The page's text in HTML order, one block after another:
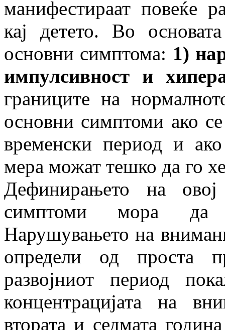
манифестираат повеќе
кај детето. Во
основни симптома: 1)
импулсивност и
границите на
основни симптоми ако
временски период и
мера можат тешко да го
Дефинирањето на
симптоми мора да
Нарушувањето на
определи од проста
развојниот период
концентрацијата на
втората и седмата